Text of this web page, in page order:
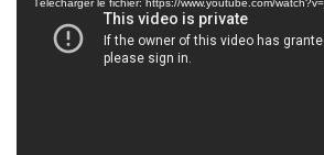
Télécharger le fichier: https://www.youtube.com/